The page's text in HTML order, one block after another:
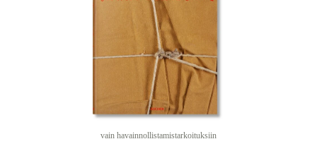
vain havainnollistamistarkoituksiin